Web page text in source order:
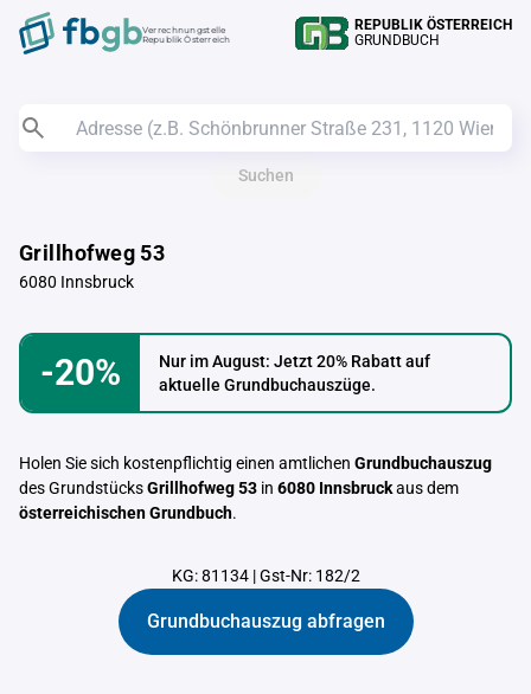
Verrechnungstelle
Republik Österreich
REPUBLIK ÖSTERREICH
GRUNDBUCH
Suchen
Grillhofweg 53
6080 Innsbruck
-20%
Nur im August: Jetzt 20% Rabatt auf
aktuelle Grundbuchauszüge.
Holen Sie sich kostenpflichtig einen amtlichen Grundbuchauszug
des GrundstücksGrillhofweg 53 in 6080 Innsbruckaus dem
österreichischen Grundbuch.
KG: 81134|Gst-Nr: 182/2
Grundbuchauszug abfragen